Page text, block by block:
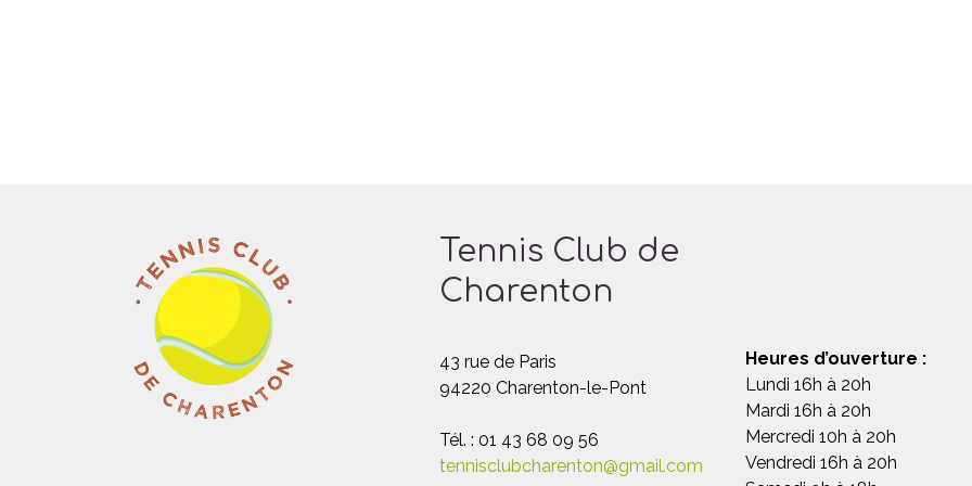
Tennis Club de
Charenton
43 rue de Paris
94220 Charenton-le-Pont
Tél. : 01 43 68 09 56
tennisclubcharenton@gmail.com
Heures d’ouverture :
Lundi 16h à 20h
Mardi 16h à 20h
Mercredi 10h à 20h
Vendredi 16h à 20h